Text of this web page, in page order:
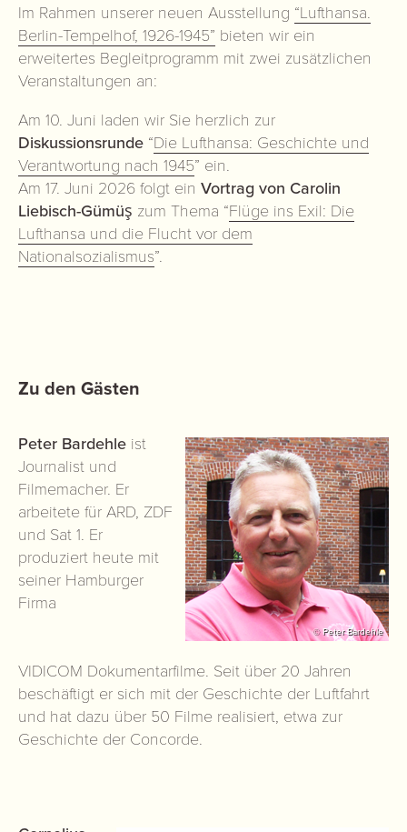
Im Rahmen unserer neuen Ausstellung “Lufthansa.
Berlin-Tempelhof, 1926-1945” bieten wir ein
erweitertes Begleitprogramm mit zwei zusätzlichen
Veranstaltungen an:
Am 10. Juni laden wir Sie herzlich zur
Diskussionsrunde “Die Lufthansa: Geschichte und
Verantwortung nach 1945” ein.
Am 17. Juni 2026 folgt ein Vortrag von Carolin
Liebisch-Gümüş zum Thema “Flüge ins Exil: Die
Lufthansa und die Flucht vor dem
Nationalsozialismus”.
Zu den Gästen
© Peter Bardehle
Peter Bardehle ist
Journalist und
Filmemacher. Er
arbeitete für ARD, ZDF
und Sat 1. Er
produziert heute mit
seiner Hamburger
Firma
VIDICOM Dokumentarfilme. Seit über 20 Jahren
beschäftigt er sich mit der Geschichte der Luftfahrt
und hat dazu über 50 Filme realisiert, etwa zur
Geschichte der Concorde.